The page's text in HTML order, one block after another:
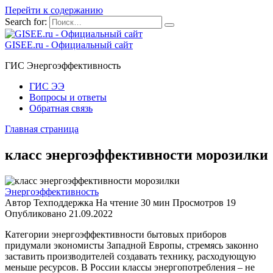
Перейти к содержанию
Search for:
GISEE.ru - Официальный сайт
ГИС Энергоэффективность
ГИС ЭЭ
Вопросы и ответы
Обратная связь
Главная страница
класс энергоэффективности морозилки
Энергоэффективность
Автор Техподдержка На чтение 30 мин Просмотров 19
Опубликовано 21.09.2022
Категории энергоэффективности бытовых приборов
придумали экономисты Западной Европы, стремясь законно
заставить производителей создавать технику, расходующую
меньше ресурсов. В России классы энергопотребления – не